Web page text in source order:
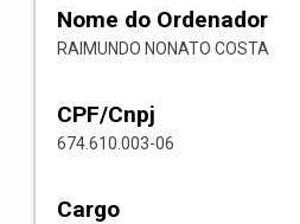
Nome do Ordenador
RAIMUNDO NONATO COSTA
CPF/Cnpj
674.610.003-06
Cargo